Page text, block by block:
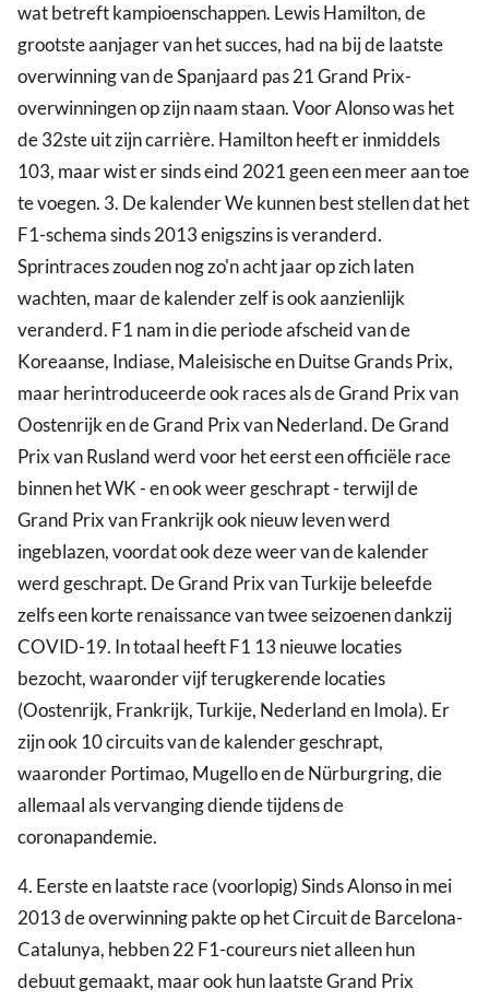
wat betreft kampioenschappen. Lewis Hamilton, de
grootste aanjager van het succes, had na bij de laatste
overwinning van de Spanjaard pas 21 Grand Prix-
overwinningen op zijn naam staan. Voor Alonso was het
de 32ste uit zijn carrière. Hamilton heeft er inmiddels
103, maar wist er sinds eind 2021 geen een meer aan toe
te voegen. 3. De kalender We kunnen best stellen dat het
F1-schema sinds 2013 enigszins is veranderd.
Sprintraces zouden nog zo'n acht jaar op zich laten
wachten, maar de kalender zelf is ook aanzienlijk
veranderd. F1 nam in die periode afscheid van de
Koreaanse, Indiase, Maleisische en Duitse Grands Prix,
maar herintroduceerde ook races als de Grand Prix van
Oostenrijk en de Grand Prix van Nederland. De Grand
Prix van Rusland werd voor het eerst een officiële race
binnen het WK - en ook weer geschrapt - terwijl de
Grand Prix van Frankrijk ook nieuw leven werd
ingeblazen, voordat ook deze weer van de kalender
werd geschrapt. De Grand Prix van Turkije beleefde
zelfs een korte renaissance van twee seizoenen dankzij
COVID-19. In totaal heeft F1 13 nieuwe locaties
bezocht, waaronder vijf terugkerende locaties
(Oostenrijk, Frankrijk, Turkije, Nederland en Imola). Er
zijn ook 10 circuits van de kalender geschrapt,
waaronder Portimao, Mugello en de Nürburgring, die
allemaal als vervanging diende tijdens de
coronapandemie.
4. Eerste en laatste race (voorlopig) Sinds Alonso in mei
2013 de overwinning pakte op het Circuit de Barcelona-
Catalunya, hebben 22 F1-coureurs niet alleen hun
debuut gemaakt, maar ook hun laatste Grand Prix